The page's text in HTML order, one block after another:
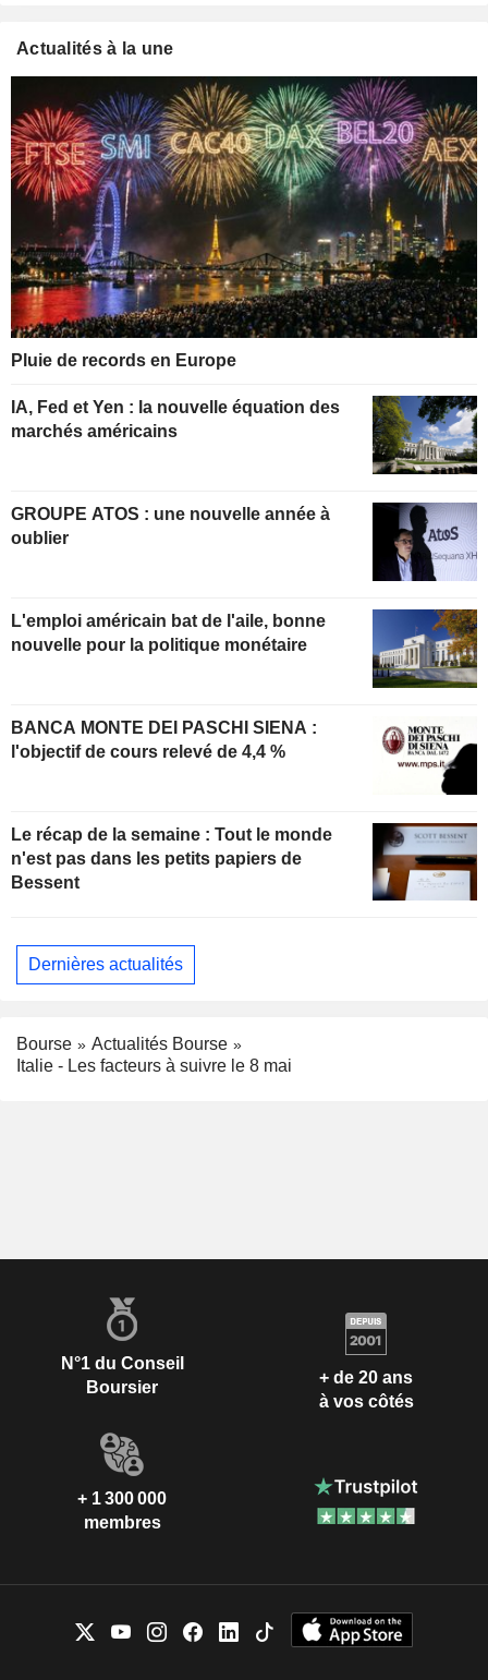
Actualités à la une
Pluie de records en Europe
IA, Fed et Yen : la nouvelle équation des
marchés américains
GROUPE ATOS : une nouvelle année à
oublier
L'emploi américain bat de l'aile, bonne
nouvelle pour la politique monétaire
BANCA MONTE DEI PASCHI SIENA :
l'objectif de cours relevé de 4,4 %
Le récap de la semaine : Tout le monde
n'est pas dans les petits papiers de
Bessent
Dernières actualités
Bourse
Actualités Bourse
Italie - Les facteurs à suivre le 8 mai
N°1 du Conseil
Boursier
+ de 20 ans
à vos côtés
+ 1 300 000
membres